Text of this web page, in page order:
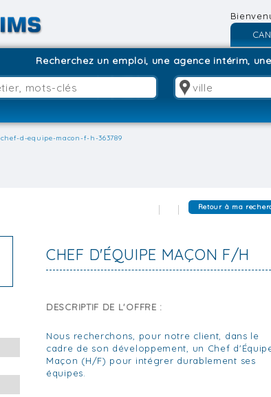
Recherchez un emploi, une agence intérim,
chef-d-equipe-macon-f-h-363789
Retour à ma
CHEF D'ÉQUIPE MAÇON F/H
DESCRIPTIF DE L'OFFRE :
Nous recherchons, pour notre client, dans le
cadre de son développement, un Chef
Maçon (H/F) pour intégrer durablement ses
équipes.